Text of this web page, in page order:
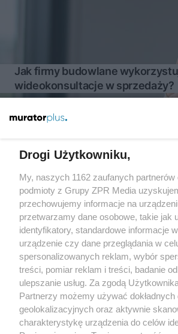
Jak firmy budowlane
wideokonsultacje w sprzedaży?
Żaden utwór zamieszczony w serwisie nie może
rozpowszechniany lub dalej rozpowszechniany
(w tym także elektroniczny lub mechaniczny) na
eksploatacji w jakiejkolwiek formie, włącznie z
Internecie bez pisemnej zgody właściciela
lub wykorzystanie utworów w całości lub w
prawa, tzn. bez właściwej zgody, jest
może być ścigane prawnie.
Drogi Użytkowniku,
My, naszych 1162 zaufanych partnerów
podmioty z Grupy ZPR Media
przechowujemy informacje na
przetwarzamy dane osobowe, takie jak
identyfikatory, standardowe informacje
urządzenie czy dane przeglądania w
spersonalizowanych reklam, wybór
treści, pomiar reklam i treści, badanie
ulepszanie usług. Za zgodą
Partnerzy możemy używać dokładnych
geolokalizacyjnych oraz aktywnie
charakterystykę urządzenia do celów